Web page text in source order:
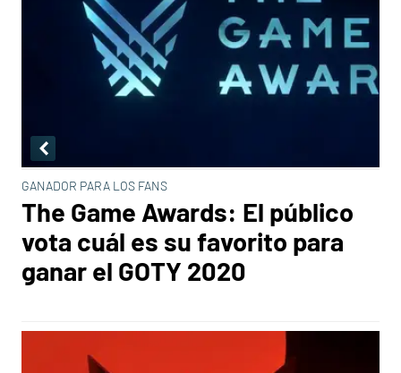
GANADOR PARA LOS FANS
The Game Awards: El público
vota cuál es su favorito para
ganar el GOTY 2020